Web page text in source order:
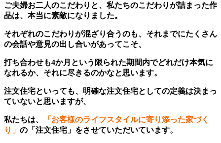
ご夫婦お二人のこだわりと、私たちのこだわりが詰まった作
品は、本当に素敵になりました。
それぞれのこだわりが混ざり合うのも、それまでにたくさん
の会話や意見の出し合いがあってこそ、
打ち合わせも4か月という限られた期間内でどれだけ本気に
なれるか、それに尽きるのかなと思います。
注文住宅といっても、明確な注文住宅としての定義は決まっ
ていないと思いますが、
私たちは、
「お客様のライフスタイルに寄り添った家づく
り」 の「注文住宅」をさせていただいています。